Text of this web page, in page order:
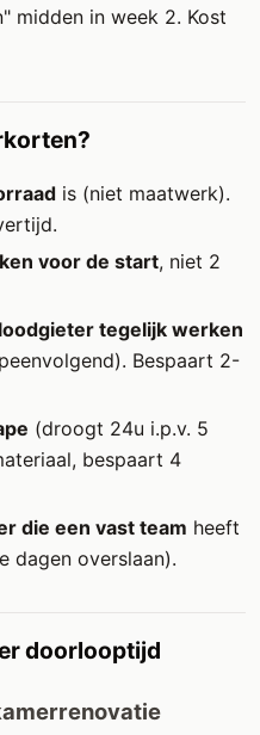
midden in week 2. Kost
is (niet maatwerk).
voor de start, niet 2
tegelijk werken
Bespaart 2-
(droogt 24u i.p.v. 5
bespaart 4
die een vast team heeft
dagen overslaan).
doorlooptijd